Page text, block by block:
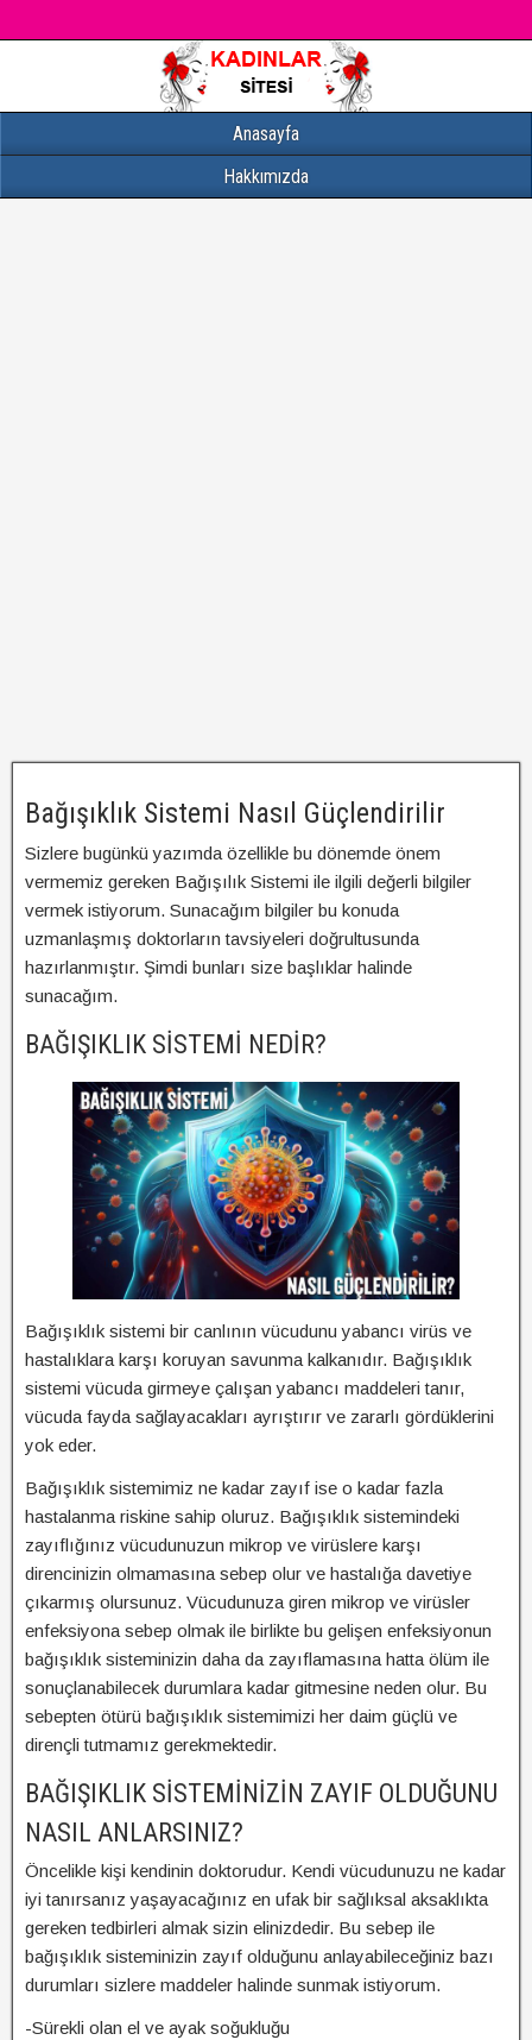
Anasayfa
Hakkımızda
Bağışıklık Sistemi Nasıl Güçlendirilir
Sizlere bugünkü yazımda özellikle bu dönemde önem
vermemiz gereken Bağışılık Sistemi ile ilgili değerli bilgiler
vermek istiyorum. Sunacağım bilgiler bu konuda
uzmanlaşmış doktorların tavsiyeleri doğrultusunda
hazırlanmıştır. Şimdi bunları size başlıklar halinde
sunacağım.
BAĞIŞIKLIK SİSTEMİ NEDİR?
Bağışıklık sistemi bir canlının vücudunu yabancı virüs ve
hastalıklara karşı koruyan savunma kalkanıdır. Bağışıklık
sistemi vücuda girmeye çalışan yabancı maddeleri tanır,
vücuda fayda sağlayacakları ayrıştırır ve zararlı gördüklerini
yok eder.
Bağışıklık sistemimiz ne kadar zayıf ise o kadar fazla
hastalanma riskine sahip oluruz. Bağışıklık sistemindeki
zayıflığınız vücudunuzun mikrop ve virüslere karşı
direncinizin olmamasına sebep olur ve hastalığa davetiye
çıkarmış olursunuz. Vücudunuza giren mikrop ve virüsler
enfeksiyona sebep olmak ile birlikte bu gelişen enfeksiyonun
bağışıklık sisteminizin daha da zayıflamasına hatta ölüm ile
sonuçlanabilecek durumlara kadar gitmesine neden olur. Bu
sebepten ötürü bağışıklık sistemimizi her daim güçlü ve
dirençli tutmamız gerekmektedir.
BAĞIŞIKLIK SİSTEMİNİZİN ZAYIF OLDUĞUNU
NASIL ANLARSINIZ?
Öncelikle kişi kendinin doktorudur. Kendi vücudunuzu ne kadar
iyi tanırsanız yaşayacağınız en ufak bir sağlıksal aksaklıkta
gereken tedbirleri almak sizin elinizdedir. Bu sebep ile
bağışıklık sisteminizin zayıf olduğunu anlayabileceğiniz bazı
durumları sizlere maddeler halinde sunmak istiyorum.
-Sürekli olan el ve ayak soğukluğu